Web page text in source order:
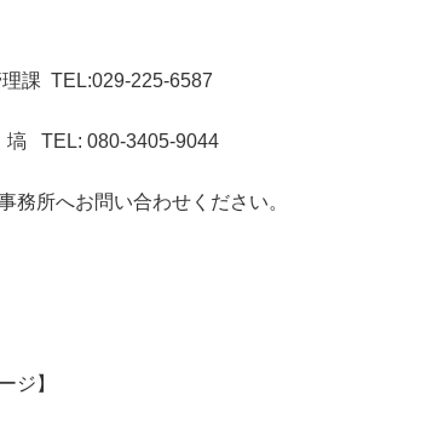
課 TEL:029-225-6587
TEL: 080-3405-9044
務所へお問い合わせください。
ジ】